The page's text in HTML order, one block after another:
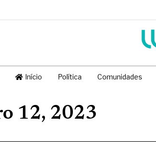
Início Política Comunidades
12, 2023